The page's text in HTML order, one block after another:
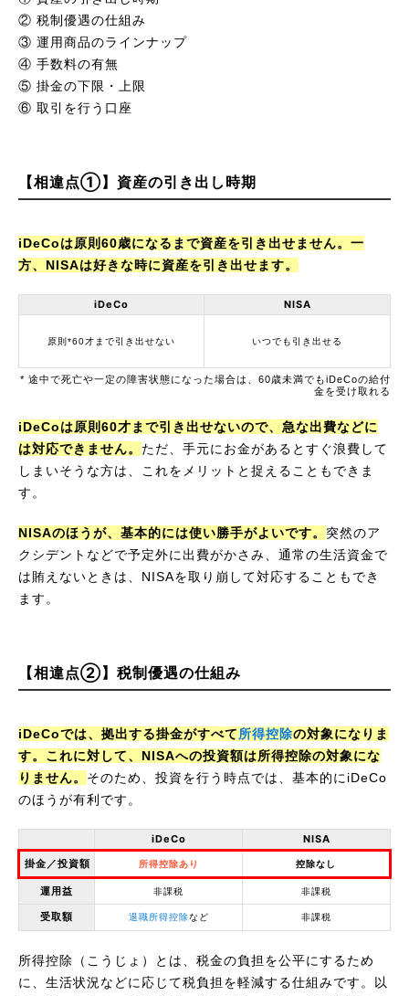
② 税制優遇の仕組み
③ 運用商品のラインナップ
④ 手数料の有無
⑤ 掛金の下限・上限
⑥ 取引を行う口座
【相違点①】資産の引き出し時期
iDeCoは原則60歳になるまで資産を引き出せません。一
方、NISAは好きな時に資産を引き出せます。
iDeCo NISA
原則*60才まで引き出せない いつでも引き出せる
* 途中で死亡や一定の障害状態になった場合は、60歳未満でもiDeCoの給付
金を受け取れる
iDeCoは原則60才まで引き出せないので、急な出費などに
は対応できません。 ただ、手元にお金があるとすぐ浪費して
しまいそうな方は、これをメリットと捉えることもできま
す。
NISAのほうが、基本的には使い勝手がよいです。 突然のア
クシデントなどで予定外に出費がかさみ、通常の生活資金で
は賄えないときは、NISAを取り崩して対応することもでき
ます。
【相違点②】税制優遇の仕組み
iDeCoでは、拠出する掛金がすべて所得控除の対象になりま
す。これに対して、NISAへの投資額は所得控除の対象にな
りません。 そのため、投資を行う時点では、基本的にiDeCo
のほうが有利です。
iDeCo
NISA
掛金／投資額
所得控除あり 控除なし
運用益 非課税 非課税
受取額 退職所得控除など 非課税
所得控除（こうじょ）とは、税金の負担を公平にするため
に、生活状況などに応じて税負担を軽減する仕組みです。以